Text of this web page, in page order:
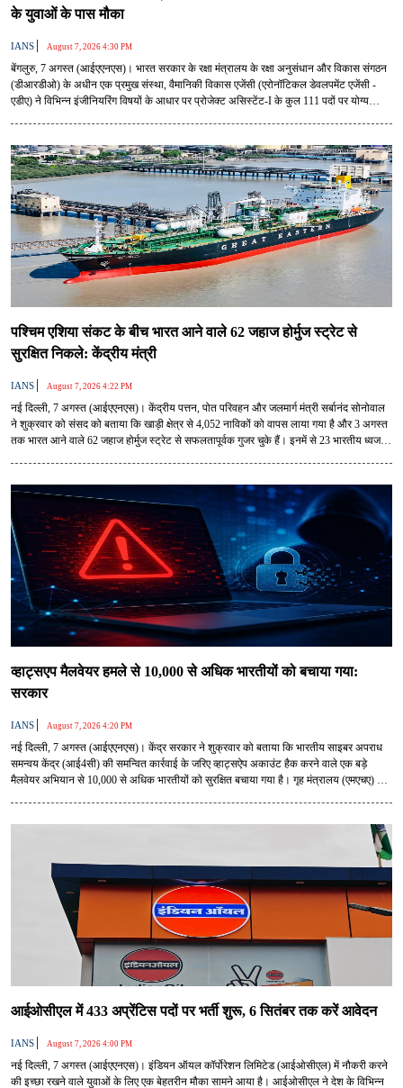
के युवाओं के पास मौका
IANS | August 7, 2026 4:30 PM
बेंगलुरु, 7 अगस्त (आईएएनएस)। भारत सरकार के रक्षा मंत्रालय के रक्षा अनुसंधान और विकास संगठन
(डीआरडीओ) के अधीन एक प्रमुख संस्था, वैमानिकी विकास एजेंसी (एरोनॉटिकल डेवलपमेंट एजेंसी -
एडीए) ने विभिन्न इंजीनियरिंग विषयों के आधार पर प्रोजेक्ट असिस्टेंट-I के कुल 111 पदों पर योग्य
पश्चिम एशिया संकट के बीच भारत आने वाले 62 जहाज होर्मुज स्ट्रेट से
सुरक्षित निकले: केंद्रीय मंत्री
IANS | August 7, 2026 4:22 PM
नई दिल्ली, 7 अगस्त (आईएएनएस)। केंद्रीय पत्तन, पोत परिवहन और जलमार्ग मंत्री सर्बानंद सोनोवाल
ने शुक्रवार को संसद को बताया कि खाड़ी क्षेत्र से 4,052 नाविकों को वापस लाया गया है और 3 अगस्त
तक भारत आने वाले 62 जहाज होर्मुज स्ट्रेट से सफलतापूर्वक गुजर चुके हैं। इनमें से 23 भारतीय ध्वज
व्हाट्सएप मैलवेयर हमले से 10,000 से अधिक भारतीयों को बचाया गया:
सरकार
IANS | August 7, 2026 4:20 PM
नई दिल्ली, 7 अगस्त (आईएएनएस)। केंद्र सरकार ने शुक्रवार को बताया कि भारतीय साइबर अपराध
समन्वय केंद्र (आई4सी) की समन्वित कार्रवाई के जरिए व्हाट्सऐप अकाउंट हैक करने वाले एक बड़े
मैलवेयर अभियान से 10,000 से अधिक भारतीयों को सुरक्षित बचाया गया है। गृह मंत्रालय (एमएचए) ने
आईओसीएल में 433 अप्रेंटिस पदों पर भर्ती शुरू, 6 सितंबर तक करें आवेदन
IANS | August 7, 2026 4:00 PM
नई दिल्ली, 7 अगस्त (आईएएनएस)। इंडियन ऑयल कॉर्पोरेशन लिमिटेड (आईओसीएल) में नौकरी करने
की इच्छा रखने वाले युवाओं के लिए एक बेहतरीन मौका सामने आया है। आईओसीएल ने देश के विभिन्न